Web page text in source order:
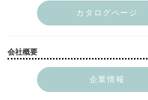
カタログページ
会社概要
企業情報